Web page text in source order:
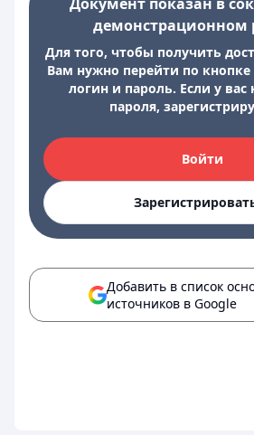
демонстрационном
Для того, чтобы получить
Вам нужно перейти по кнопке
логин и пароль. Если у вас
пароля,
Войти
Добавить в список
источников в Google